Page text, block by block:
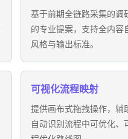
基于前期全链路采集的调
的专业提案，支持全内容
风格与输出标准。
可视化流程映射
提供画布式拖拽操作，辅
自动识别流程中可优化、